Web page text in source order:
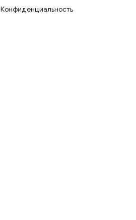
Конфиденциальность